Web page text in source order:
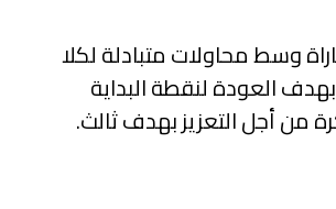
وسط محاولات متبادلة لكلا
بهدف العودة لنقطة البداية
من أجل التعزيز بهدف ثالث.